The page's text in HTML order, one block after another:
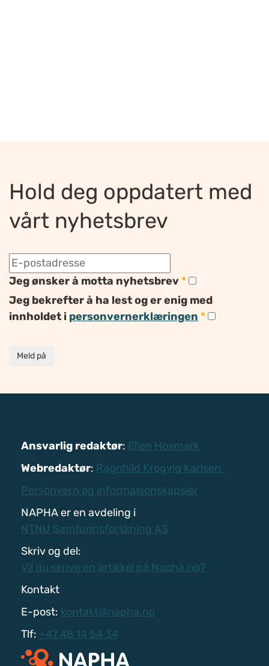
Hold deg oppdatert med
vårt nyhetsbrev
Jeg ønsker å motta nyhetsbrev*
Jeg bekrefter å ha lest og er enig med
innholdet i personvernerklæringen *
Meld på
Ansvarlig redaktør: Ellen Hoxmark
Webredaktør: Ragnhild Krogvig Karlsen
Personvern og informasjonskapsler
NAPHA er en avdeling i
NTNU Samfunnsforskning AS
Skriv og del:
Vil du skrive en artikkel på Napha.no?
Kontakt
E-post: kontakt@napha.no
Tlf: +47 48 14 54 34